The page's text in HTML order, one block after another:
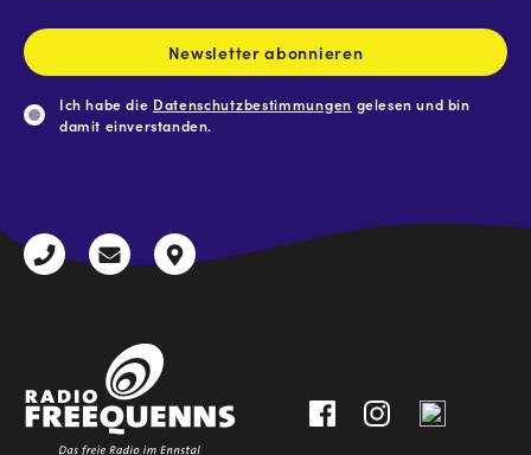
Newsletter abonnieren
Ich habe die Datenschutzbestimmungen gelesen und bin
damit einverstanden.
+43
radio@freequenns.at
Kulturhausstraße